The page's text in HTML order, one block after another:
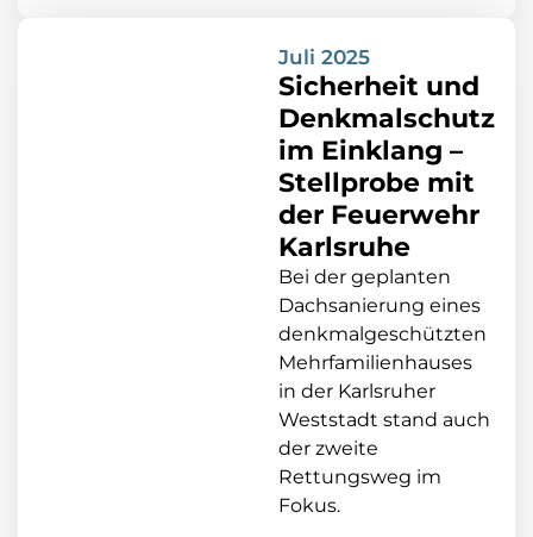
Juli 2025
Sicherheit und
Denkmalschutz
im Einklang –
Stellprobe mit
der Feuerwehr
Karlsruhe
Bei der geplanten
Dachsanierung eines
denkmalgeschützten
Mehrfamilienhauses
in der Karlsruher
Weststadt stand auch
der zweite
Rettungsweg im
Fokus.